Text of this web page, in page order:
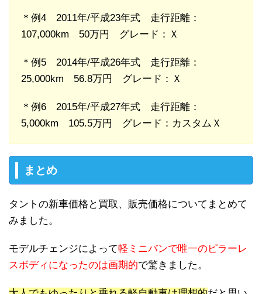
＊例4 2011年/平成23年式 走行距離：
107,000km 50万円 グレード：Ｘ
＊例5 2014年/平成26年式 走行距離：
25,000km 56.8万円 グレード：Ｘ
＊例6 2015年/平成27年式 走行距離：
5,000km 105.5万円 グレード：カスタムＸ
まとめ
タントの新車価格と買取、販売価格についてまとめて
みました。
モデルチェンジによって軽ミニバンで唯一のピラーレ
スボディになったのは画期的で驚きました。